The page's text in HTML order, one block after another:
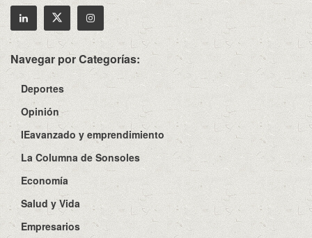
Navegar por Categorías:
Deportes
Opinión
IEavanzado y emprendimiento
La Columna de Sonsoles
Economía
Salud y Vida
Empresarios